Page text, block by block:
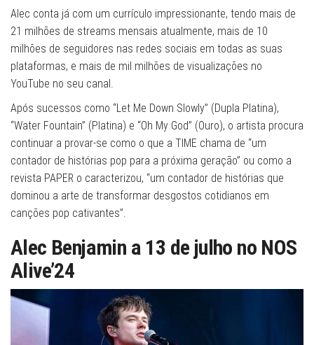
Alec conta já com um currículo impressionante, tendo mais de
21 milhões de streams mensais atualmente, mais de 10
milhões de seguidores nas redes sociais em todas as suas
plataformas, e mais de mil milhões de visualizações no
YouTube no seu canal.
Após sucessos como “Let Me Down Slowly” (Dupla Platina),
“Water Fountain” (Platina) e “Oh My God” (Ouro), o artista procura
continuar a provar-se como o que a TIME chama de “um
contador de histórias pop para a próxima geração” ou como a
revista PAPER o caracterizou, “um contador de histórias que
dominou a arte de transformar desgostos cotidianos em
canções pop cativantes”.
Alec Benjamin a 13 de julho no NOS
Alive’24